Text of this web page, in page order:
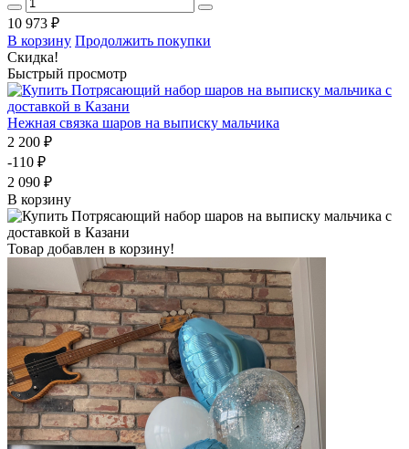
10 973 ₽
В корзину Продолжить покупки
Скидка!
Быстрый просмотр
Нежная связка шаров на выписку мальчика
2 200 ₽
-110 ₽
2 090 ₽
В корзину
Товар добавлен в корзину!